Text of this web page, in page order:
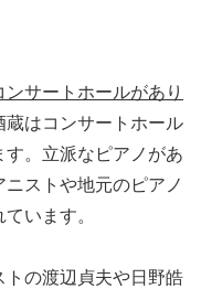
サートホールがあり
蔵はコンサートホール
。立派なピアノがあ
ストや地元のピアノ
います。
の渡辺貞夫や日野皓